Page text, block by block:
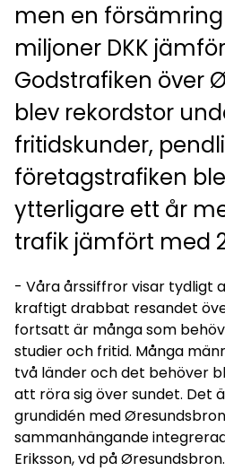
men en
miljoner DKK
Godstrafiken över
blev rekordstor
fritidskunder,
företagstrafiken
ytterligare ett år
trafik jämfört med
- Våra årssiffror visar tydligt
kraftigt drabbat resandet
fortsatt är många som
studier och fritid. Många
två länder och det behöver
att röra sig över sundet. Det
grundidén med
sammanhängande
Eriksson, vd på Øresundsbron.